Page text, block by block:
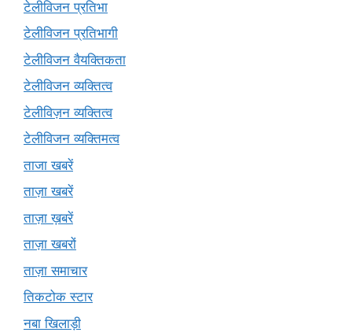
टेलीविजन प्रतिभा
टेलीविजन प्रतिभागी
टेलीविजन वैयक्तिकता
टेलीविजन व्यक्तित्व
टेलीविज़न व्यक्तित्व
टेलीविजन व्यक्तिमत्व
ताजा खबरें
ताज़ा खबरें
ताज़ा ख़बरें
ताज़ा खबरों
ताज़ा समाचार
तिकटोक स्टार
नबा खिलाड़ी